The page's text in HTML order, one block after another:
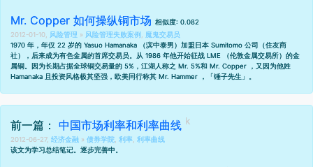
Mr. Copper 如何操纵铜市场 相似度: 0.082
2012-01-10,
风险管理 » 风险管理失败案例
魔鬼交易员
1970 年，年仅 22 岁的 Yasuo Hamanaka （滨中泰男）加盟日本 Sumitomo 公司（住友商
社），后来成为有色金属的首席交易员。从 1986 年他开始征战 LME （伦敦金属交易所）的金
属铜。因为长期占据全球铜交易量的 5%，江湖人称之 Mr. 5%和 Mr. Copper ，又因为他姓
Hamanaka 且投资风格极其坚强，欧美同行称其 Mr. Hammer ，「锤子先生」。
前一篇： 中国市场利率和利率曲线
2012-06-27, 经济金融 » 债券学院 利率 利率曲线
该文为学习总结笔记。逐步完善中。